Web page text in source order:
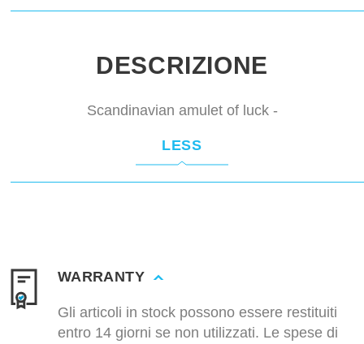
DESCRIZIONE
Scandinavian amulet of luck -
LESS
WARRANTY
Gli articoli in stock possono essere restituiti
entro 14 giorni se non utilizzati. Le spese di